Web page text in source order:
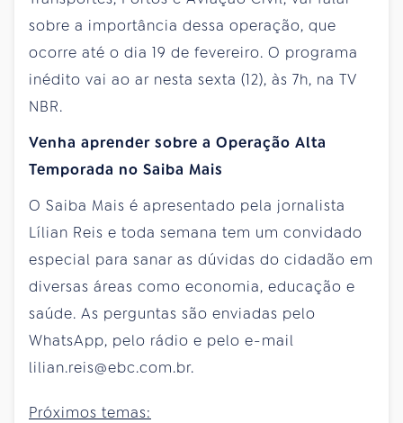
sobre a importância dessa operação, que
ocorre até o dia 19 de fevereiro. O programa
inédito vai ao ar nesta sexta (12), às 7h, na TV
NBR.
Venha aprender sobre a Operação Alta
Temporada no Saiba Mais
O Saiba Mais é apresentado pela jornalista
Lílian Reis e toda semana tem um convidado
especial para sanar as dúvidas do cidadão em
diversas áreas como economia, educação e
saúde. As perguntas são enviadas pelo
WhatsApp, pelo rádio e pelo e-mail
lilian.reis@ebc.com.br.
Próximos temas: